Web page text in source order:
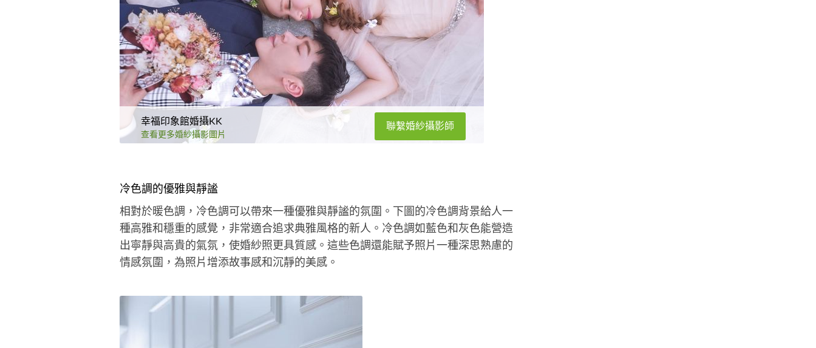
幸福印象館婚攝KK
查看更多婚紗攝影圖片
聯繫婚紗攝影師
冷色調的優雅與靜謐
相對於暖色調，冷色調可以帶來一種優雅與靜謐的氛圍。下圖的冷色調背景給人一
種高雅和穩重的感覺，非常適合追求典雅風格的新人。冷色調如藍色和灰色能營造
出寧靜與高貴的氣氛，使婚紗照更具質感。這些色調還能賦予照片一種深思熟慮的
情感氛圍，為照片增添故事感和沉靜的美感。